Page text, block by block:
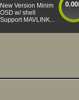
New Version Minim
OSD w/ shell
Support MAVLINK...